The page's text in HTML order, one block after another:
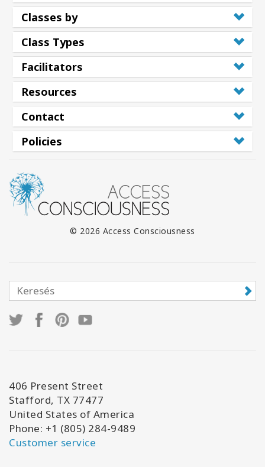
Classes by
Class Types
Facilitators
Resources
Contact
Policies
© 2026 Access Consciousness
406 Present Street
Stafford, TX 77477
United States of America
Phone: +1 (805) 284-9489
Customer service